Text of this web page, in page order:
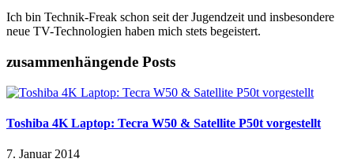
Ich bin Technik-Freak schon seit der Jugendzeit und insbesondere
neue TV-Technologien haben mich stets begeistert.
zusammenhängende Posts
Toshiba 4K Laptop: Tecra W50 & Satellite P50t vorgestellt
7. Januar 2014